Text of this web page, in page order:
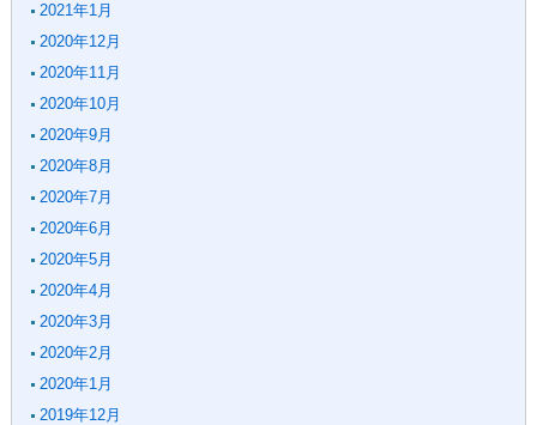
2021年1月
2020年12月
2020年11月
2020年10月
2020年9月
2020年8月
2020年7月
2020年6月
2020年5月
2020年4月
2020年3月
2020年2月
2020年1月
2019年12月